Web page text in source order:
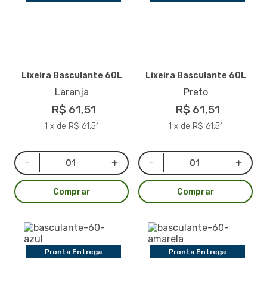
Lixeira Basculante 60L
Laranja
R$ 61,51
1 x de R$ 61,51
Comprar
Lixeira Basculante 60L
Preto
R$ 61,51
1 x de R$ 61,51
Comprar
Pronta Entrega Pronta Entrega